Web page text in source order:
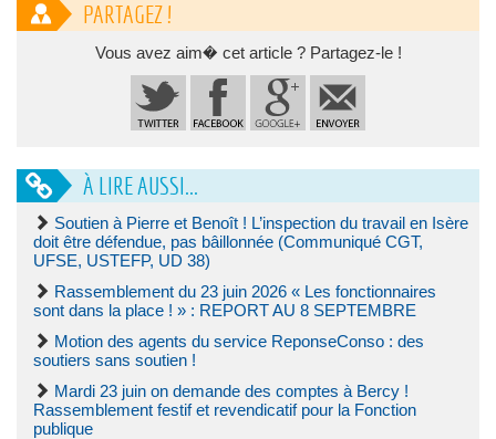
PARTAGEZ !
Vous avez aim� cet article ? Partagez-le !
À LIRE AUSSI...
Soutien à Pierre et Benoît ! L’inspection du travail en Isère
doit être défendue, pas bâillonnée (Communiqué CGT,
UFSE, USTEFP, UD 38)
Rassemblement du 23 juin 2026 « Les fonctionnaires
sont dans la place ! » : REPORT AU 8 SEPTEMBRE
Motion des agents du service ReponseConso : des
soutiers sans soutien !
Mardi 23 juin on demande des comptes à Bercy !
Rassemblement festif et revendicatif pour la Fonction
publique